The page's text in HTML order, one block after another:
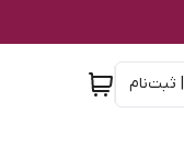
ثبت‌نام